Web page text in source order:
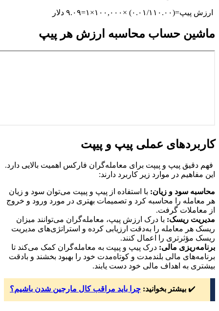
ارزش پیپ=(۰.۰۱/۱۱۰.۰۰) ×۱۰۰,۰۰۰×۱=۹.۰۹ دلار
ماشین حساب محاسبه ارزش هر پیپ
کاربردهای عملی پیپ و پیپت
فهم دقیق پیپ و پیپت برای معامله‌گران فارکس اهمیت بالایی دارد.
این مفاهیم در موارد زیر کاربرد دارند:
محاسبه سود و زیان: با استفاده از پیپ و پیپت می‌توان سود و زیان
هر معامله را محاسبه کرد و تصمیمات بهتری در مورد ورود و خروج
از معاملات گرفت.
مدیریت ریسک: با درک ارزش پیپ، معامله‌گران می‌توانند میزان
ریسک هر معامله را به‌دقت ارزیابی کرده و استراتژی‌های مدیریت
ریسک مؤثرتری را اعمال کنند.
برنامه‌ریزی مالی: درک پیپ و پیپت به معامله‌گران کمک می‌کند تا
برنامه‌های مالی بلندمدت و کوتاه‌مدت خود را بهبود بخشند و بادقت
بیشتری به اهداف مالی خود دست یابند.
✔️ بیشتر بخوانید: چرا باید مراقب کال مارجین شدن باشیم؟